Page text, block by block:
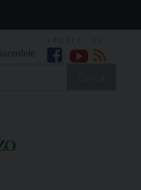
Facebook
Youtube
RSS